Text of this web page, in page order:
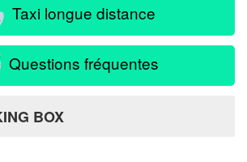
Taxi longue distance
Questions fréquentes
BOX